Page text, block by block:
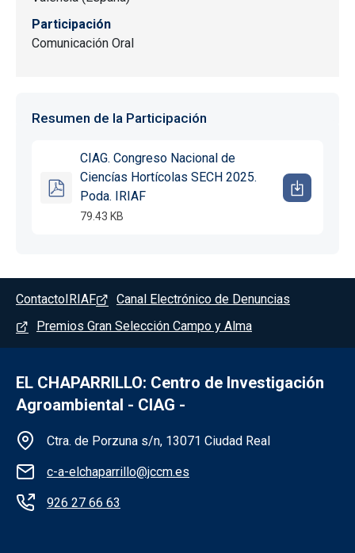
Participación
Comunicación Oral
Resumen de la Participación
CIAG. Congreso Nacional de
Ciencías Hortícolas SECH 2025.
Poda. IRIAF
79.43 KB
Pie de página - Chaparrillo
Contacto IRIAF
Canal Electrónico de Denuncias
Premios Gran Selección Campo y Alma
EL CHAPARRILLO: Centro de Investigación
Agroambiental - CIAG -
Información de la institución - Chaparrillo
Ctra. de Porzuna s/n, 13071 Ciudad Real
c-a-elchaparrillo@jccm.es
926 27 66 63